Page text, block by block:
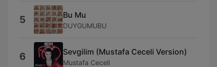
5 Bu Mu
DUYGUMUBU
6 Sevgilim (Mustafa Ceceli Version)
Mustafa Ceceli